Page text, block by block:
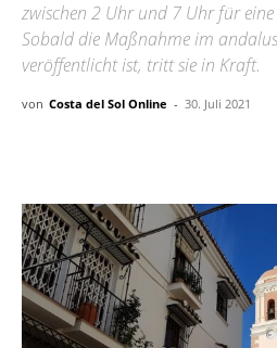
zwischen 2 Uhr und 7 Uhr für eine
Sobald die Maßnahme im
veröffentlicht ist, tritt sie in Kraft.
von Costa del Sol Online - 30. Juli 2021